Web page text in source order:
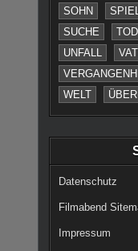
SOHN
SUCHE
TOD
UNFALL
WELT
Datenschutz
Filmabend
Impressum